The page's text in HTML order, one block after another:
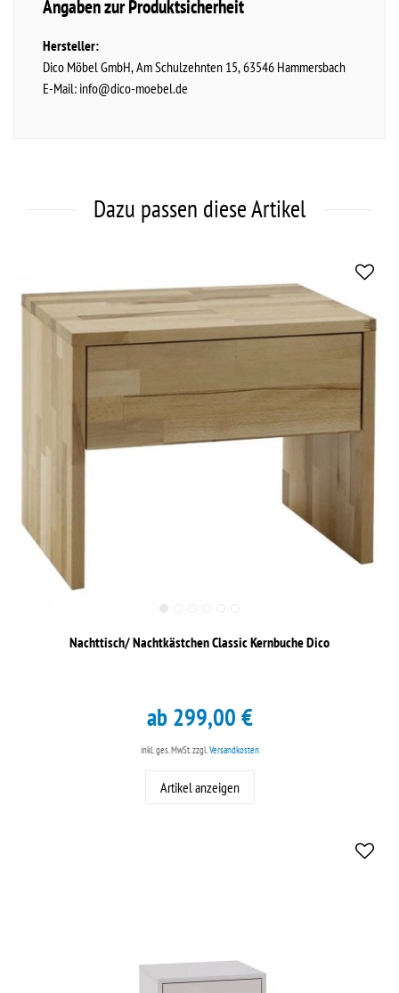
Angaben zur Produktsicherheit
Hersteller:
Dico Möbel GmbH Am Schulzehnten 15 63546 Hammersbach
E-Mail: info@dico-moebel.de
Dazu passen diese Artikel
Nachttisch/ Nachtkästchen Classic Kernbuche Dico
ab 299,00 €
inkl. ges. MwSt.zzgl.Versandkosten
Artikel anzeigen